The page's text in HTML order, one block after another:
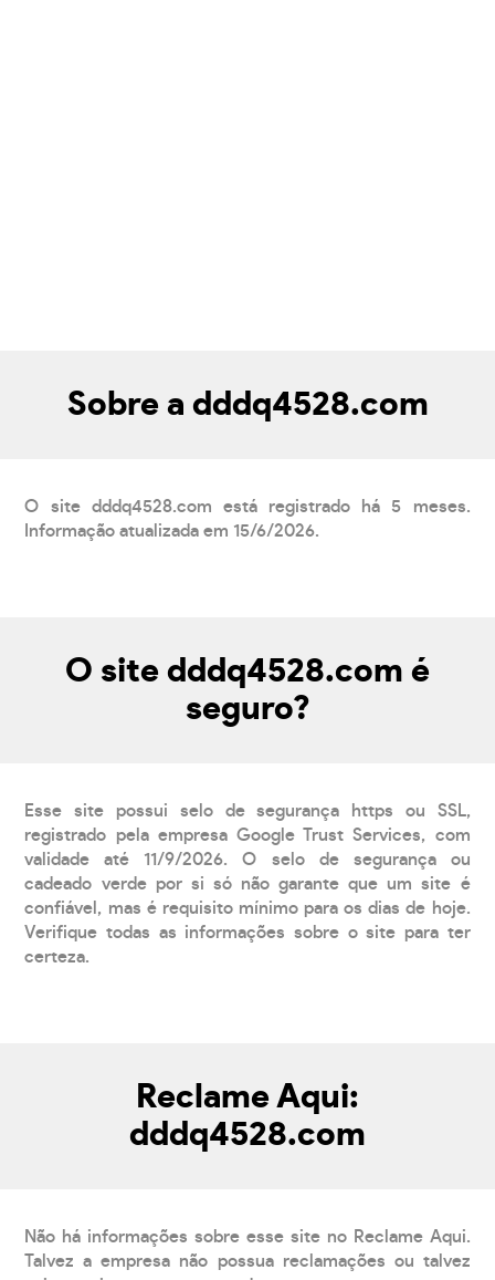
Sobre a dddq4528.com
O site dddq4528.com está registrado há 5 meses.
Informação atualizada em 15/6/2026.
O site dddq4528.com é
seguro?
Esse site possui selo de segurança https ou SSL,
registrado pela empresa Google Trust Services, com
validade até 11/9/2026. O selo de segurança ou
cadeado verde por si só não garante que um site é
confiável, mas é requisito mínimo para os dias de hoje.
Verifique todas as informações sobre o site para ter
certeza.
Reclame Aqui:
dddq4528.com
Não há informações sobre esse site no Reclame Aqui.
Talvez a empresa não possua reclamações ou talvez